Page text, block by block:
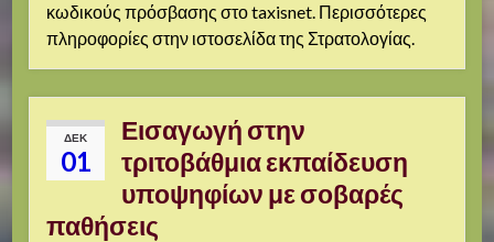
κωδικούς πρόσβασης στο taxisnet. Περισσότερες
πληροφορίες στην ιστοσελίδα της Στρατολογίας.
ΔΕΚ
01
Εισαγωγή στην
τριτοβάθμια εκπαίδευση
υποψηφίων με σοβαρές
παθήσεις